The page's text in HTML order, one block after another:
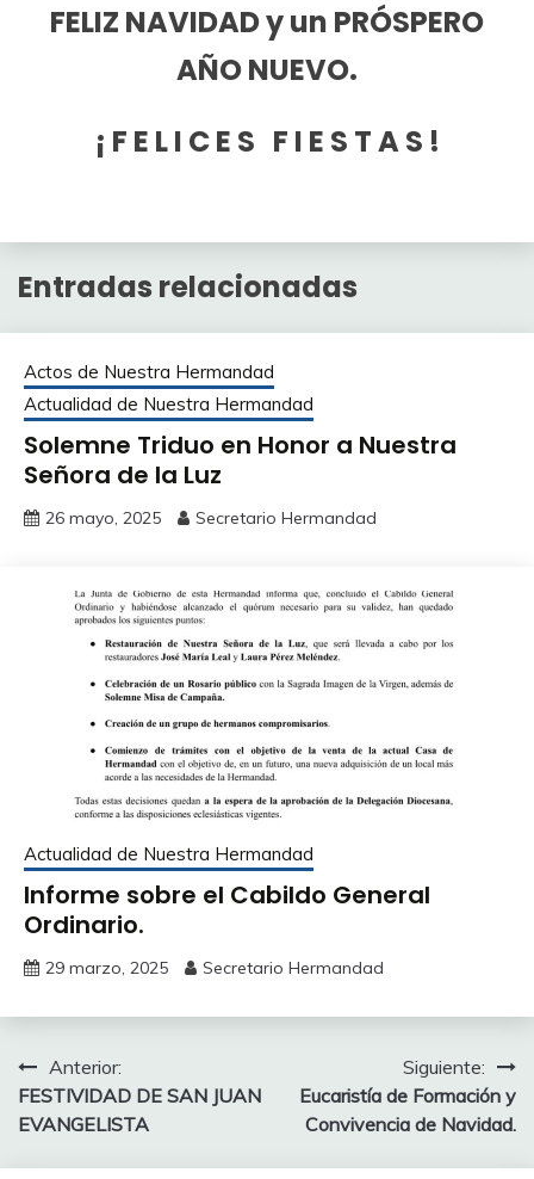
FELIZ NAVIDAD y un PRÓSPERO
AÑO NUEVO.
¡ F E L I C E S F I E S T A S !
Entradas relacionadas
Actos de Nuestra Hermandad
Actualidad de Nuestra Hermandad
Solemne Triduo en Honor a Nuestra
Señora de la Luz
26 mayo, 2025 Secretario Hermandad
Actualidad de Nuestra Hermandad
Informe sobre el Cabildo General
Ordinario.
29 marzo, 2025 Secretario Hermandad
Navegación
de
entradas
Anterior:
FESTIVIDAD DE SAN JUAN
EVANGELISTA
Siguiente:
Eucaristía de Formación y
Convivencia de Navidad.